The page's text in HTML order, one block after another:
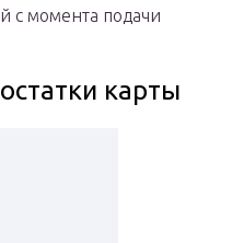
с момента подачи
карты